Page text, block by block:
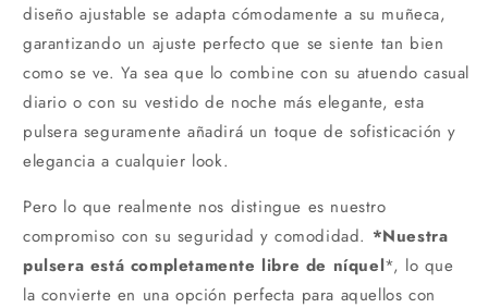
diseño ajustable se adapta cómodamente a su muñeca,
garantizando un ajuste perfecto que se siente tan bien
como se ve. Ya sea que lo combine con su atuendo casual
diario o con su vestido de noche más elegante, esta
pulsera seguramente añadirá un toque de sofisticación y
elegancia a cualquier look.
Pero lo que realmente nos distingue es nuestro
compromiso con su seguridad y comodidad. *Nuestra
pulsera está completamente libre de níquel*, lo que
la convierte en una opción perfecta para aquellos con